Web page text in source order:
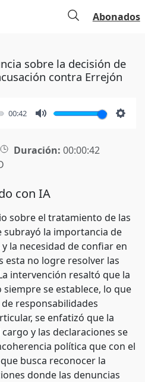
Abonados
sobre la decisión de
contra Errejón
00:42
Duración: 00:00:42
con IA
sobre el tratamiento de las
subrayó la importancia de
la necesidad de confiar en
esta no logre resolver las
intervención resaltó que la
se establece, lo que
responsabilidades
se enfatizó que la
y las declaraciones se
política que con el
busca reconocer la
donde las denuncias